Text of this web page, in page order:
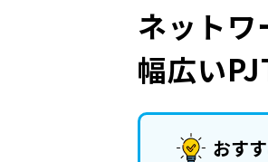
ネット
幅広い
おす